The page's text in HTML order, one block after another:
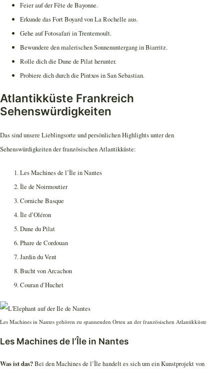
Feier auf der Fête de Bayonne.
Erkunde das Fort Boyard von La Rochelle aus.
Gehe auf Fotosafari in Trentemoult.
Bewundere den malerischen Sonnenuntergang in Biarritz.
Rolle dich die Dune de Pilat herunter.
Probiere dich durch die Pintxos in San Sebastian.
Atlantikküste Frankreich
Sehenswürdigkeiten
Das sind unsere Lieblingsorte und persönlichen Highlights unter den
Sehenswürdigkeiten der französischen Atlantikküste:
Les Machines de l’Île in Nantes
Île de Noirmoutier
Corniche Basque
Île d’Oléron
Dune du Pilat
Phare de Cordouan
Jardin du Vent
Bucht von Arcachon
Couran d’Huchet
Les Machines in Nantes gehören zu spannenden Orten an der französischen Atlantikküste
Les Machines de l’Île in Nantes
Was ist das?Bei den Machines de l’Île handelt es sich um ein Kunstprojekt von